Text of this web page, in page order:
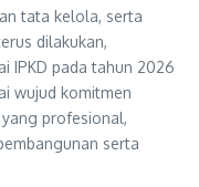
tata kelola, serta
dilakukan,
IPKD pada tahun 2026
wujud komitmen
profesional,
serta